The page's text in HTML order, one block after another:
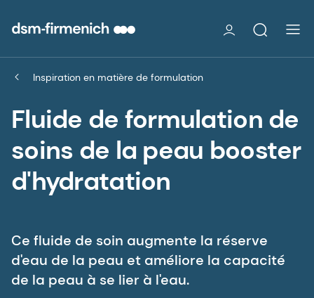
Inspiration en matière de formulation
Fluide de formulation de
soins de la peau booster
d'hydratation
Ce fluide de soin augmente la réserve
d'eau de la peau et améliore la capacité
de la peau à se lier à l'eau.